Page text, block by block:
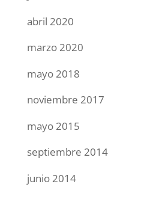
abril 2020
marzo 2020
mayo 2018
noviembre 2017
mayo 2015
septiembre 2014
junio 2014